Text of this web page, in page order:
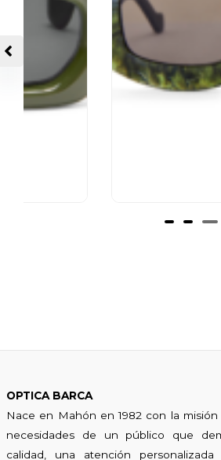
OPTICA BARCA
Nace en Mahón en 1982 con la
necesidades de un público que
calidad, una atención